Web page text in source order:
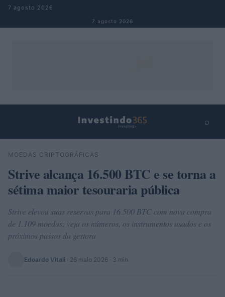
Pular para o conteúdo
7 agosto 2026
7 agosto 2026
⌕
Buscar
MOEDAS CRIPTOGRÁFICAS
Strive alcança 16.500 BTC e se torna a
sétima maior tesouraria pública
Strive elevou suas reservas para 16.500 BTC com nova compra
de 1.109 moedas; veja os números, os instrumentos usados e os
próximos passos da gestora
Edoardo Vitali · 26 maio 2026 · 3 min